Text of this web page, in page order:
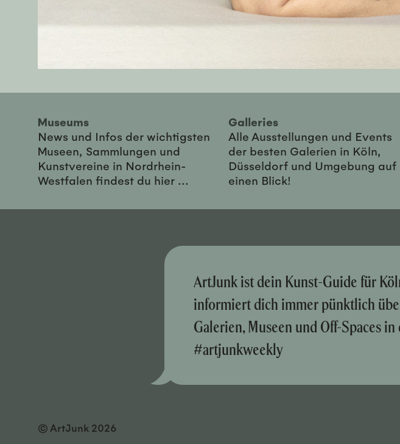
Museums
News und Infos der wichtigsten
Museen, Sammlungen und
Kunstvereine in Nordrhein-
Westfalen findest du hier ...
Galleries
Alle Ausstellungen und Events
der besten Galerien in Köln,
Düsseldorf und Umgebung auf
einen Blick!
ArtJunk ist dein Kunst-Guide für
informiert dich immer pünktlich
Galerien, Museen und Off-Spaces
#artjunkweekly
© ArtJunk 2026